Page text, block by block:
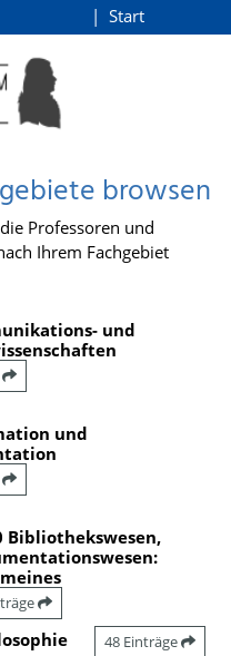
Start
browsen
Professoren und
Ihrem Fachgebiet
und
und
Bibliothekswesen,
48 Einträge